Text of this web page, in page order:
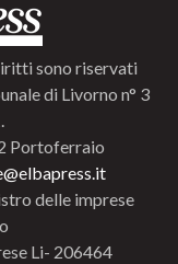
sono riservati
di Livorno n° 3
Portoferraio
delle imprese
Li- 206464